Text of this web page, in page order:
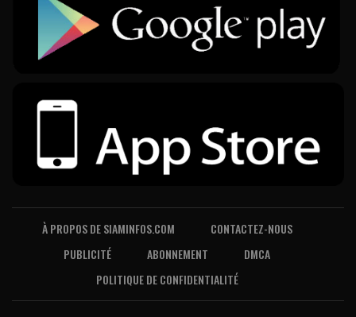
À PROPOS DE SIAMINFOS.COM
CONTACTEZ-NOUS
PUBLICITÉ
ABONNEMENT
DMCA
POLITIQUE DE CONFIDENTIALITÉ